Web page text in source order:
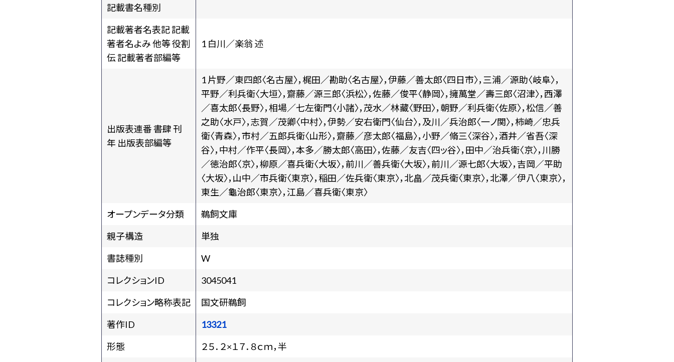
記載書名種別
記載著者名表記 記載
著者名よみ 他等 役割
伝 記載著者部編等
1 白川／楽翁 述
出版表連番 書肆 刊
年 出版表部編等
1 片野／東四郎〈名古屋〉，梶田／勘助〈名古屋〉，伊藤／善太郎〈四日市〉，三浦／源助〈岐阜〉，
平野／利兵衛〈大垣〉，齋藤／源三郎〈浜松〉，佐藤／俊平〈静岡〉，擁萬堂／壽三郎〈沼津〉，西澤
／喜太郎〈長野〉，相場／七左衛門〈小諸〉，茂水／林藏〈野田〉，朝野／利兵衛〈佐原〉，松信／善
之助〈水戸〉，志賀／茂卿〈中村〉，伊勢／安右衛門〈仙台〉，及川／兵治郎〈一ノ関〉，柿崎／忠兵
衛〈青森〉，市村／五郎兵衛〈山形〉，齋藤／彦太郎〈福島〉，小野／脩三〈深谷〉，酒井／省吾〈深
谷〉，中村／作平〈長岡〉，本多／勝太郎〈高田〉，佐藤／友吉〈四ッ谷〉，田中／治兵衛〈京〉，川勝
／徳治郎〈京〉，柳原／喜兵衛〈大坂〉，前川／善兵衛〈大坂〉，前川／源七郎〈大坂〉，吉岡／平助
〈大坂〉，山中／市兵衛〈東京〉，稲田／佐兵衛〈東京〉，北畠／茂兵衛〈東京〉，北澤／伊八〈東京〉，
東生／龜治郎〈東京〉，江島／喜兵衛〈東京〉
オープンデータ分類
鵜飼文庫
親子構造
単独
書誌種別
W
コレクションID
3045041
コレクション略称表記
国文研鵜飼
著作ID
13321
形態
２５．２×１７．８ｃｍ，半